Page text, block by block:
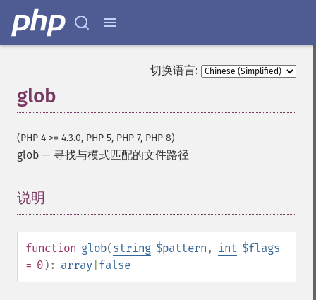
切换语言:
glob
(PHP 4 >= 4.3.0, PHP 5, PHP 7, PHP 8)
glob — 寻找与模式匹配的文件路径
说明
function glob(string $pattern , int $flags
= 0): array false